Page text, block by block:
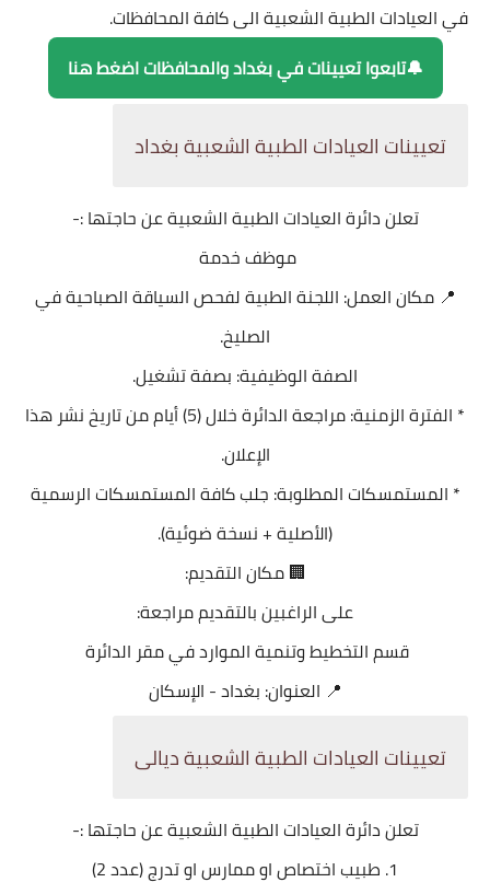
فيالعيادات الطبية الشعبيةالى كافة المحافظات.
🔔تابعوا تعيينات في بغداد والمحافظات اضغط هنا
تعيينات العيادات الطبية الشعبية بغداد
تعلن دائرة العيادات الطبية الشعبية عن حاجتها :-
موظف خدمة
📍 مكان العمل: اللجنة الطبية لفحص السياقة الصباحية في
الصليخ.
الصفة الوظيفية: بصفة تشغيل.
* الفترة الزمنية: مراجعة الدائرة خلال (5) أيام من تاريخ نشر هذا
الإعلان.
* المستمسكات المطلوبة: جلب كافة المستمسكات الرسمية
(الأصلية + نسخة ضوئية).
🏢 مكان التقديم:
على الراغبين بالتقديم مراجعة:
قسم التخطيط وتنمية الموارد في مقر الدائرة
📍 العنوان: بغداد - الإسكان
تعيينات العيادات الطبية الشعبية ديالى
تعلن دائرة العيادات الطبية الشعبية عن حاجتها :-
1. طبيب اختصاص او ممارس او تدرج (عدد 2)